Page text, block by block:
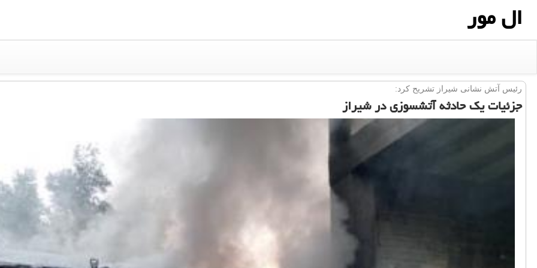
ال مور
رئیس آتش نشانی شیراز تشریح كرد:
جزئیات یك حادثه آتشسوزی در شیراز